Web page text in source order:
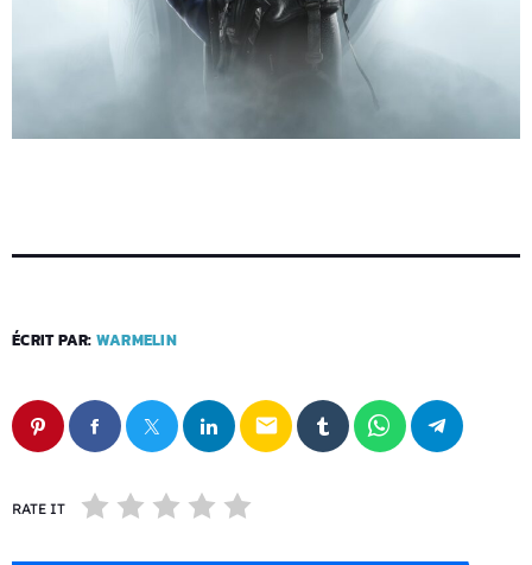
ÉCRIT PAR: WARMELIN
email
RATE IT